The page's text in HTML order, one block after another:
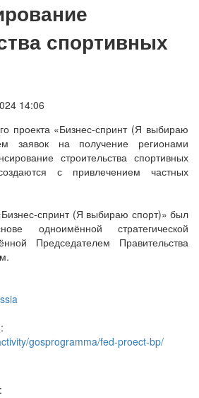
спортивных
14:06
проекта «Бизнес-спринт (Я выбираю
заявок на получение регионами
строительства спортивных
с привлечением частных
спринт (Я выбираю спорт)» был
одноимённой стратегической
Председателем Правительства
gosprogramma/fed-proect-bp/